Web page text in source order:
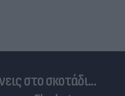
στο σκοτάδι...